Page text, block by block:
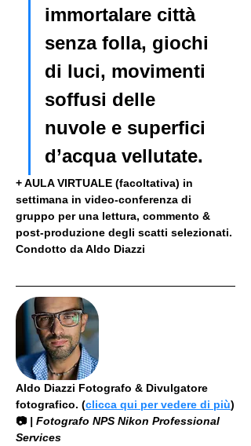
immortalare città
senza folla, giochi
di luci, movimenti
soffusi delle
nuvole e superfici
d’acqua vellutate.
+ AULA VIRTUALE (facoltativa) in
settimana in video-conferenza di
gruppo per una lettura, commento &
post-produzione degli scatti selezionati.
Condotto da Aldo Diazzi
Aldo Diazzi Fotografo & Divulgatore
fotografico. (clicca qui per vedere di più)
📷 | Fotografo NPS Nikon Professional
Services